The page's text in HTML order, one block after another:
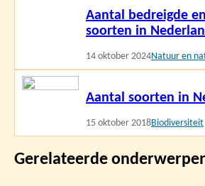
Aantal bedreigde
soorten in
14 oktober 2024Natuur en
Aantal soorten in
15 oktober 2018Biodiversiteit
Lees
Gerelateerde